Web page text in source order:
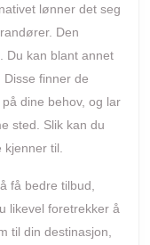
lønner det seg
Den
Du kan blant annet
finner de
dine behov, og lar
sted. Slik kan du
til.
få bedre tilbud,
likevel foretrekker å
til din destinasjon,